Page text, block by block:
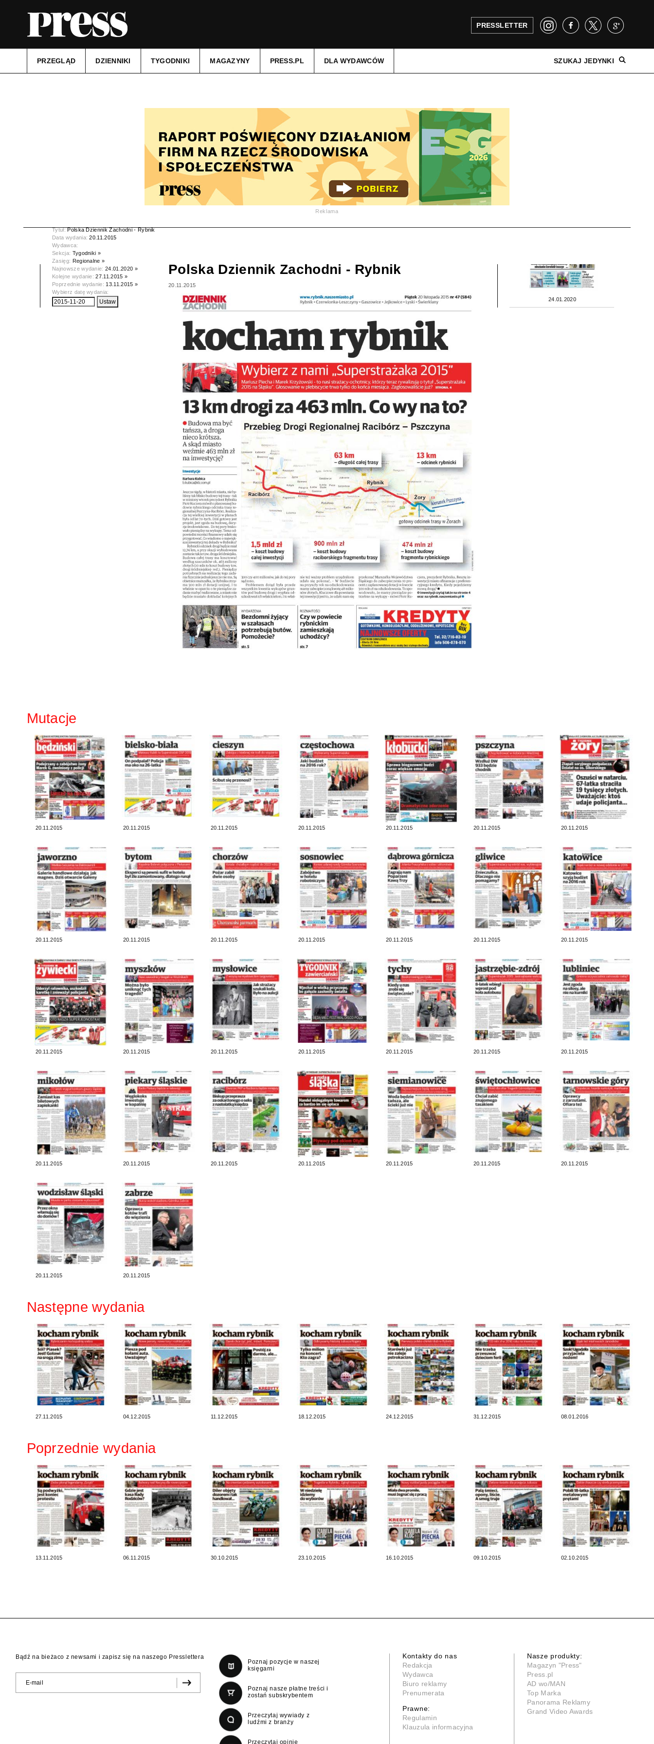
PRESSLETTER
PRZEGLĄD DZIENNIKI TYGODNIKI MAGAZYNY PRESS.PL DLA WYDAWCÓW SZUKAJ JEDYNKI
Reklama
Tytuł:Polska Dziennik Zachodni - Rybnik
Data wydania:20.11.2015
Wydawca:
Sekcja: Tygodniki »
Zasięg: Regionalne »
Najnowsze wydanie:24.01.2020 »
Kolejne wydanie:27.11.2015 »
Poprzednie wydanie: 13.11.2015 »
Wybierz datę wydania:
Polska Dziennik Zachodni - Rybnik
20.11.2015
24.01.2020
Mutacje
20.11.2015 20.11.2015 20.11.2015 20.11.2015 20.11.2015 20.11.2015 20.11.2015
20.11.2015 20.11.2015 20.11.2015 20.11.2015 20.11.2015 20.11.2015 20.11.2015
20.11.2015 20.11.2015 20.11.2015 20.11.2015 20.11.2015 20.11.2015 20.11.2015
20.11.2015 20.11.2015 20.11.2015 20.11.2015 20.11.2015 20.11.2015 20.11.2015
20.11.2015 20.11.2015
Następne wydania
27.11.2015 04.12.2015 11.12.2015 18.12.2015 24.12.2015 31.12.2015 08.01.2016
Poprzednie wydania
13.11.2015 06.11.2015 30.10.2015 23.10.2015 16.10.2015 09.10.2015 02.10.2015
Bądź na bieżaco z newsami i zapisz się na naszego Presslettera
Poznaj pozycje w naszej
księgarni
Poznaj nasze płatne treści i
zostań subskrybentem
Przeczytaj wywiady z
ludźmi z branży
Przeczytaj opinie
Kontakty do nas
Redakcja
Wydawca
Biuro reklamy
Prenumerata
Prawne:
Regulamin
Klauzula informacyjna
Nasze produkty:
Magazyn "Press"
Press.pl
AD wo/MAN
Top Marka
Panorama Reklamy
Grand Video Awards